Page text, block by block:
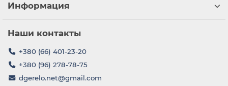
Информация
Наши контакты
+380 (66) 401-23-20
+380 (96) 278-78-75
dgerelo.net@gmail.com